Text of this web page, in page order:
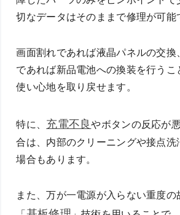
切なデータはそのままで修理が可能
画面割れであれば液晶パネルの交換
であれば新品電池への換装を行うこ
使い心地を取り戻せます。
特に、 充電不良やボタンの反応が
合は、内部のクリーニングや接点洗
場合もあります。
また、万が一電源が入らない重度の